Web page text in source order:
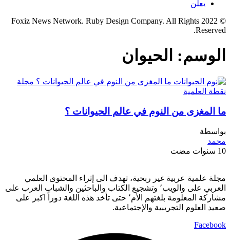
يعلن
© 2022 Foxiz News Network. Ruby Design Company. All Rights
Reserved.
الوسم: الحيوان
ما المغزى من النوم في عالم الحيوانات ؟
بواسطة
محمد
10 سنوات مضت
مجلة علمية عربية غير ربحية، تهدف الى إثراء المحتوى العلمي
العربي على والويب٬ وتشجيع الكتاب والباحثين والشباب العرب على
مشاركة المعلومة بلغتهم الأم٬ حتى تأخد هذه اللغة دوراً اكبر على
صعيد العلوم التجريبية والإجتماعية.
Facebook